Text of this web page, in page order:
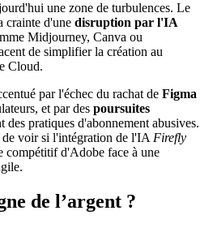
une zone de turbulences. Le
crainte d'une disruption par l'IA
Midjourney, Canva ou
de simplifier la création au
Cloud.
par l'échec du rachat de Figma
et par des poursuites
des pratiques d'abonnement abusives.
de voir si l'intégration de l'IAFirefly
compétitif d'Adobe face à une
de l’argent ?